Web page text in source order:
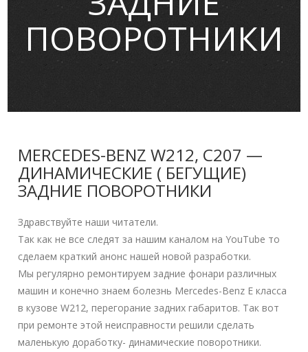
ПОВОРОТНИКИ
MERCEDES-BENZ W212, C207 —
ДИНАМИЧЕСКИЕ ( БЕГУЩИЕ)
ЗАДНИЕ ПОВОРОТНИКИ
Здравствуйте наши читатели.
Так как не все следят за нашим каналом на YouTube то
сделаем краткий анонс нашей новой разработки.
Мы регулярно ремонтируем задние фонари различных
машин и конечно знаем болезнь Mercedes-Benz Е класса
в кузове W212, перегорание задних габаритов. Так вот
при ремонте этой неисправности решили сделать
маленькую доработку- динамические поворотники.